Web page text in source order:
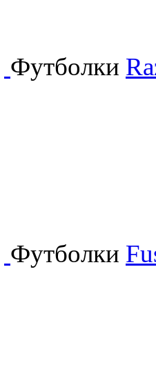
Футболки
Футболки